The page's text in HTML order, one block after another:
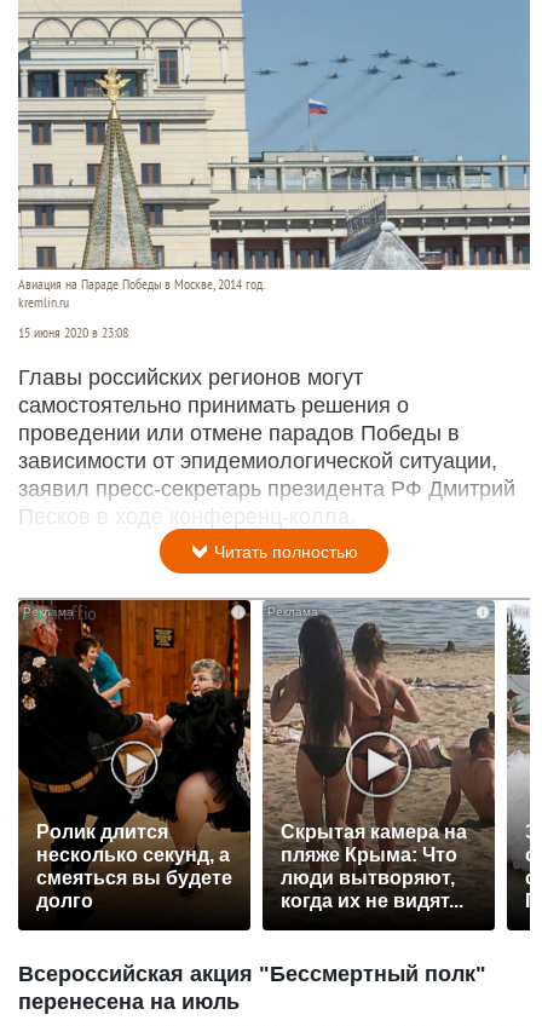
Авиация на Параде Победы в Москве, 2014 год.
kremlin.ru
15 июня 2020 в 23:08
Главы российских регионов могут
самостоятельно принимать решения о
проведении или отмене парадов Победы в
зависимости от эпидемиологической ситуации,
заявил пресс-секретарь президента РФ Дмитрий
Песков в ходе конференц-колла.
Читать полностью
Ролик длится
несколько секунд, а
смеяться вы будете
долго
i
Скрытая камера на
пляже Крыма: Что
люди вытворяют,
когда их не видят...
Всероссийская акция "Бессмертный полк"
перенесена на июль